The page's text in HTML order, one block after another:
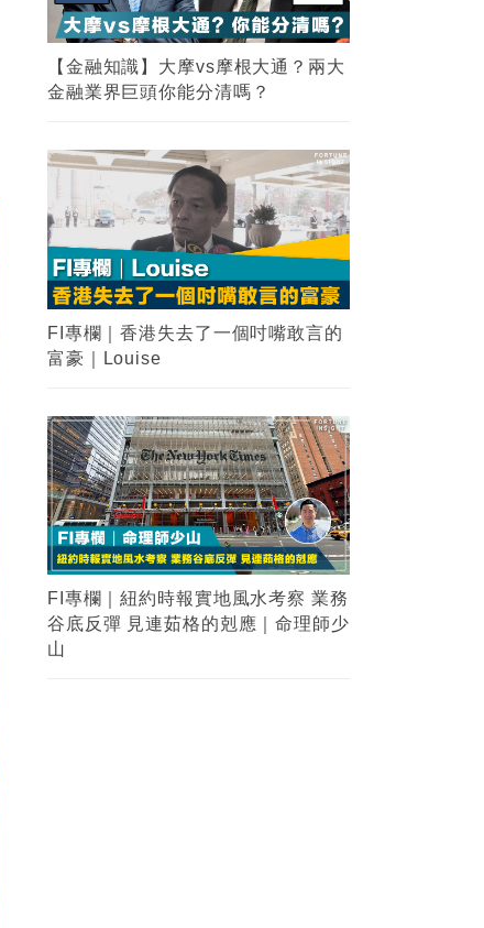
【金融知識】大摩vs摩根大通？兩大
金融業界巨頭你能分清嗎？
FI專欄｜香港失去了一個吋嘴敢言的
富豪｜Louise
FI專欄｜紐約時報實地風水考察 業務
谷底反彈 見連茹格的剋應｜命理師少
山